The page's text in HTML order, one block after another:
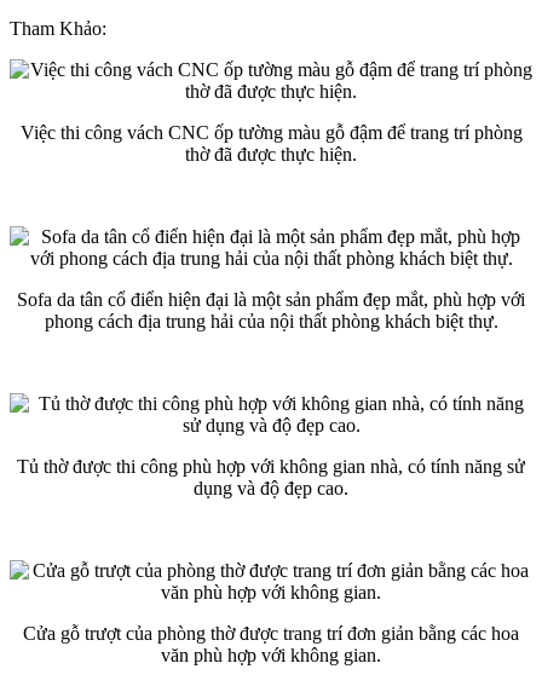
Tham Khảo:
Việc thi công vách CNC ốp tường màu gỗ đậm để trang trí phòng
thờ đã được thực hiện.
Sofa da tân cổ điển hiện đại là một sản phẩm đẹp mắt, phù hợp với
phong cách địa trung hải của nội thất phòng khách biệt thự.
Tủ thờ được thi công phù hợp với không gian nhà, có tính năng sử
dụng và độ đẹp cao.
Cửa gỗ trượt của phòng thờ được trang trí đơn giản bằng các hoa
văn phù hợp với không gian.